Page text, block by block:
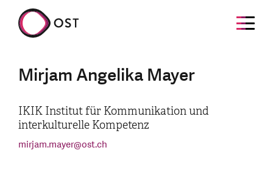
Mirjam Angelika Mayer
IKIK Institut für Kommunikation und
interkulturelle Kompetenz
mirjam.mayer@ost.ch